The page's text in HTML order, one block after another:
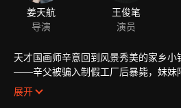
天才国画师辛意回到风景秀美的家乡
——辛父被骗入制假工厂后暴毙，妹妹
出橄榄枝，想要借她之手夺权上位。
展开